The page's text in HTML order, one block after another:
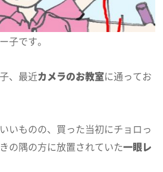
子です。
、最近カメラのお教室に通ってお
いものの、買った当初にチョロっ
の隅の方に放置されていた一眼レ